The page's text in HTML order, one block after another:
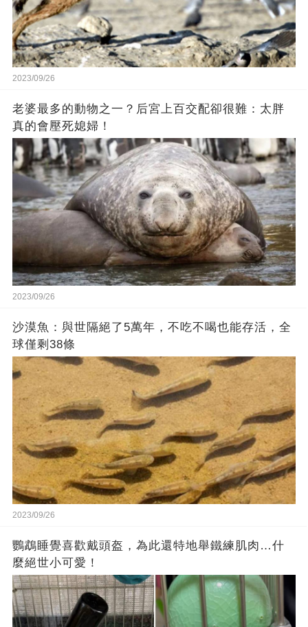
2023/09/26
老婆最多的動物之一？后宮上百交配卻很難：太胖
真的會壓死媳婦！
2023/09/26
沙漠魚：與世隔絕了5萬年，不吃不喝也能存活，全
球僅剩38條
2023/09/26
鸚鵡睡覺喜歡戴頭盔，為此還特地舉鐵練肌肉…什
麼絕世小可愛！